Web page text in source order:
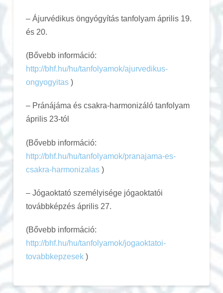
– Ájurvédikus öngyógyítás tanfolyam április 19.
és 20.
(Bővebb információ:
http://bhf.hu/hu/tanfolyamok/ajurvedikus-
ongyogyitas)
– Pránájáma és csakra-harmonizáló tanfolyam
április 23-tól
(Bővebb információ:
http://bhf.hu/hu/tanfolyamok/pranajama-es-
csakra-harmonizalas)
– Jógaoktató személyisége jógaoktatói
továbbképzés április 27.
(Bővebb információ:
http://bhf.hu/hu/tanfolyamok/jogaoktatoi-
tovabbkepzesek)